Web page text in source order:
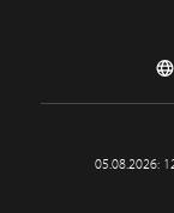
05.08.2026: